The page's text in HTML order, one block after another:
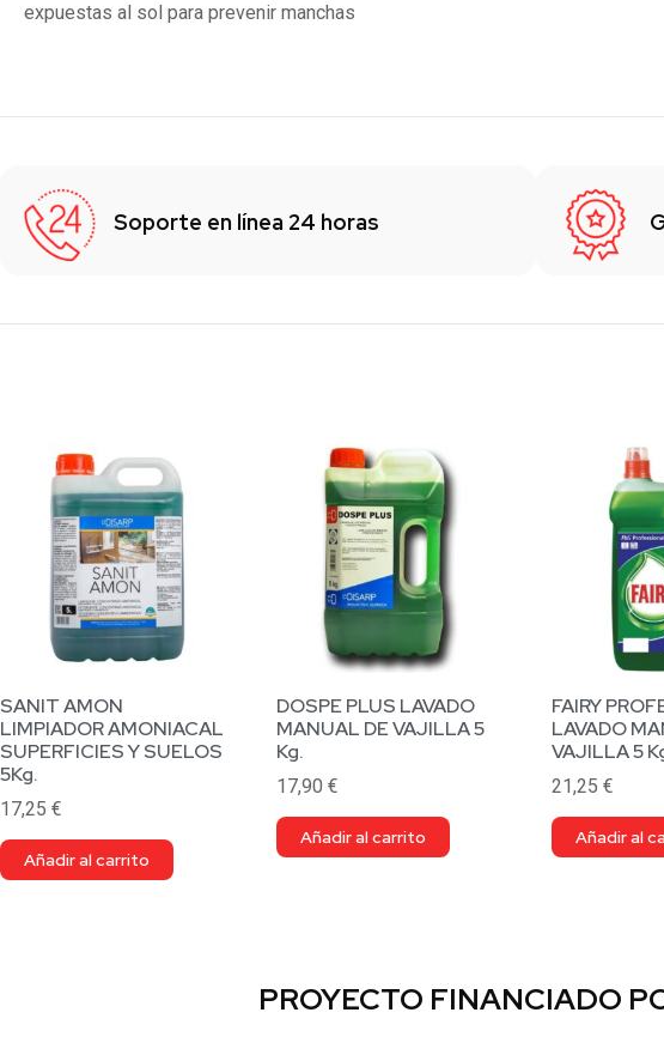
expuestas al sol para prevenir manchas​
Soporte en línea 24 horas
SANIT AMON
LIMPIADOR AMONIACAL
SUPERFICIES Y SUELOS
5Kg.
17,25 €
Añadir al carrito
DOSPE PLUS LAVADO
MANUAL DE VAJILLA 5
Kg.
17,90 €
Añadir al carrito
FAIRY
LAVADO
VAJILLA 5
21,25€
Añadir al
PROYECTO FINANCIADO